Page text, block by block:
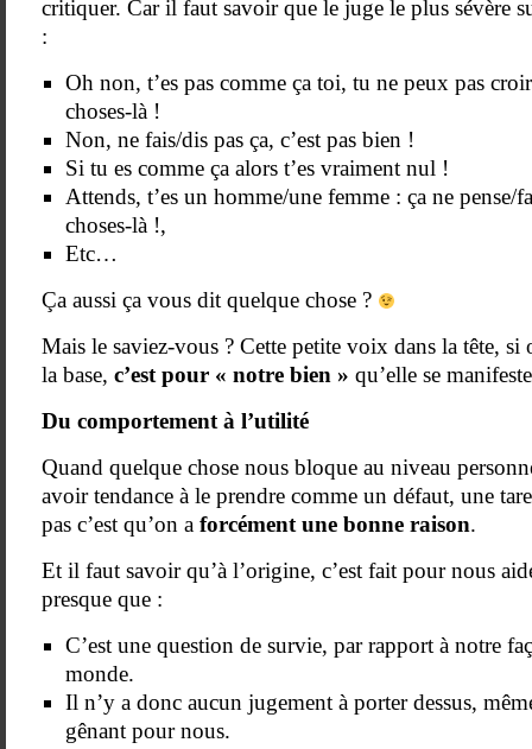
critiquer. Car il faut savoir que le juge le plus sévère
:
Oh non, t’es pas comme ça toi, tu ne peux pas
choses-là !
Non, ne fais/dis pas ça, c’est pas bien !
Si tu es comme ça alors t’es vraiment nul !
Attends, t’es un homme/une femme : ça ne pense/
choses-là !,
Etc…
Ça aussi ça vous dit quelque chose ?
Mais le saviez-vous ? Cette petite voix dans la tête,
la base, c’est pour « notre bien » qu’elle se
Du comportement à l’utilité
Quand quelque chose nous bloque au niveau
avoir tendance à le prendre comme un défaut, une
pas c’est qu’on a forcément une bonne raison.
Et il faut savoir qu’à l’origine, c’est fait pour nous
presque que :
C’est une question de survie, par rapport à notre
monde.
Il n’y a donc aucun jugement à porter dessus,
gênant pour nous.